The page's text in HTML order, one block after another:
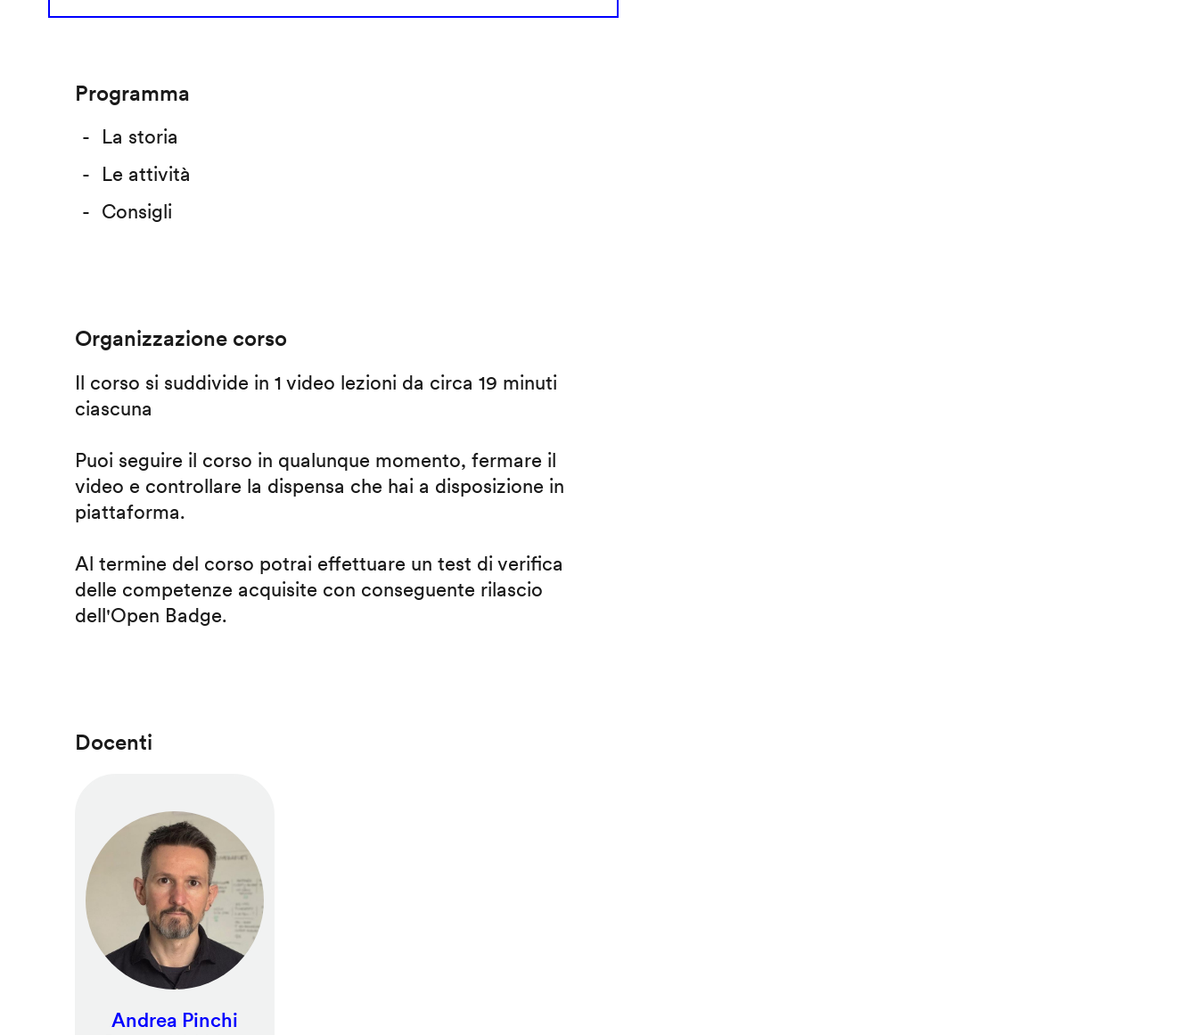
Programma
La storia
Le attività
Consigli
Organizzazione corso
Il corso si suddivide in 1 video lezioni da circa 19 minuti
ciascuna
Puoi seguire il corso in qualunque momento, fermare il
video e controllare la dispensa che hai a disposizione in
piattaforma.
Al termine del corso potrai effettuare un test di verifica
delle competenze acquisite con conseguente rilascio
dell'Open Badge.
Docenti
Andrea Pinchi